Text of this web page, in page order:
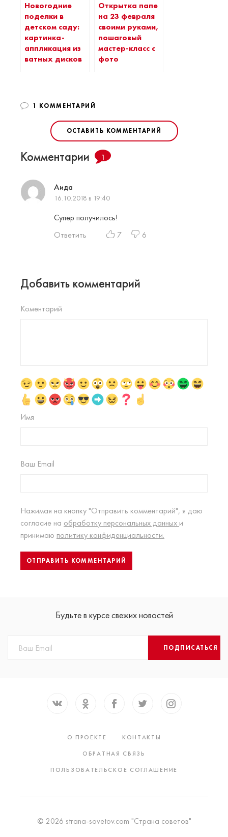
Новогодние
поделки в
детском саду:
картинка-
аппликация из
ватных дисков
Открытка папе
на 23 февраля
своими руками,
пошаговый
мастер-класс с
фото
1 КОММЕНТАРИЙ
ОСТАВИТЬ КОММЕНТАРИЙ
Комментарии 1
Аида
16.10.2018 в 19:40
Супер получилось!
Ответить
7 6
Добавить комментарий
Коментарий
Имя
Ваш Email
Нажимая на кнопку "Отправить комментарий", я даю
согласие на обработку персональных данных и
принимаю политику конфиденциальности.
Будьте в курсе свежих новостей
ПОДПИСАТЬСЯ
О ПРОЕКТЕ
КОНТАКТЫ
ОБРАТНАЯ СВЯЗЬ
ПОЛЬЗОВАТЕЛЬСКОЕ СОГЛАШЕНИЕ
© 2026 strana-sovetov.com "Страна советов"